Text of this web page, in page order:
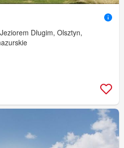
Długim, Olsztyn,